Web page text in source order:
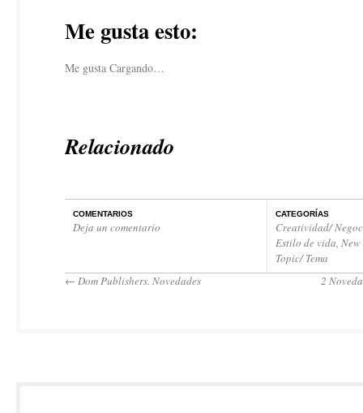
Me gusta esto:
Me gusta Cargando…
Relacionado
COMENTARIOS
Deja un comentario
CATEGORÍAS
Creatividad/
Estilo de vida,
Topic/ Tema
← Dom Publishers. Novedades 2